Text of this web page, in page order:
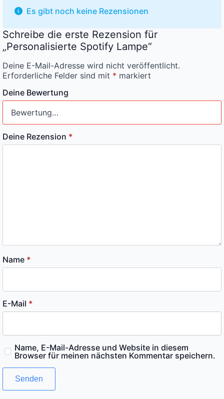
Es gibt noch keine Rezensionen
Schreibe die erste Rezension für
„Personalisierte Spotify Lampe“
Deine E-Mail-Adresse wird nicht veröffentlicht.
Erforderliche Felder sind mit * markiert
Deine Bewertung
Deine Rezension *
Name *
E-Mail *
Name, E-Mail-Adresse und Website in diesem
Browser für meinen nächsten Kommentar speichern.